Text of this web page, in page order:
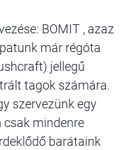
BOMIT , azaz
már régóta
jellegű
tagok számára.
szervezünk egy
csak mindenre
barátaink